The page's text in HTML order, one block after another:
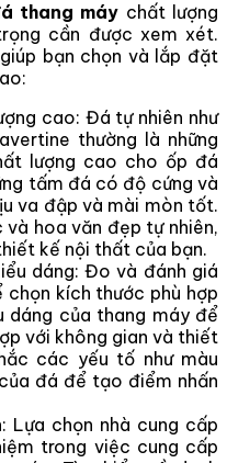
thang máy chất lượng
cần được xem xét.
bạn chọn và lắp đặt
cao: Đá tự nhiên như
thường là những
lượng cao cho ốp đá
tấm đá có độ cứng và
va đập và mài mòn tốt.
hoa văn đẹp tự nhiên,
kế nội thất của bạn.
dáng: Đo và đánh giá
kích thước phù hợp
dáng của thang máy để
với không gian và thiết
các yếu tố như màu
đá để tạo điểm nhấn
Lựa chọn nhà cung cấp
trong việc cung cấp